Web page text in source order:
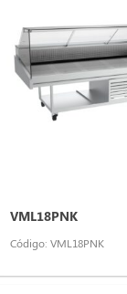
VML18PNK
Código: VML18PNK